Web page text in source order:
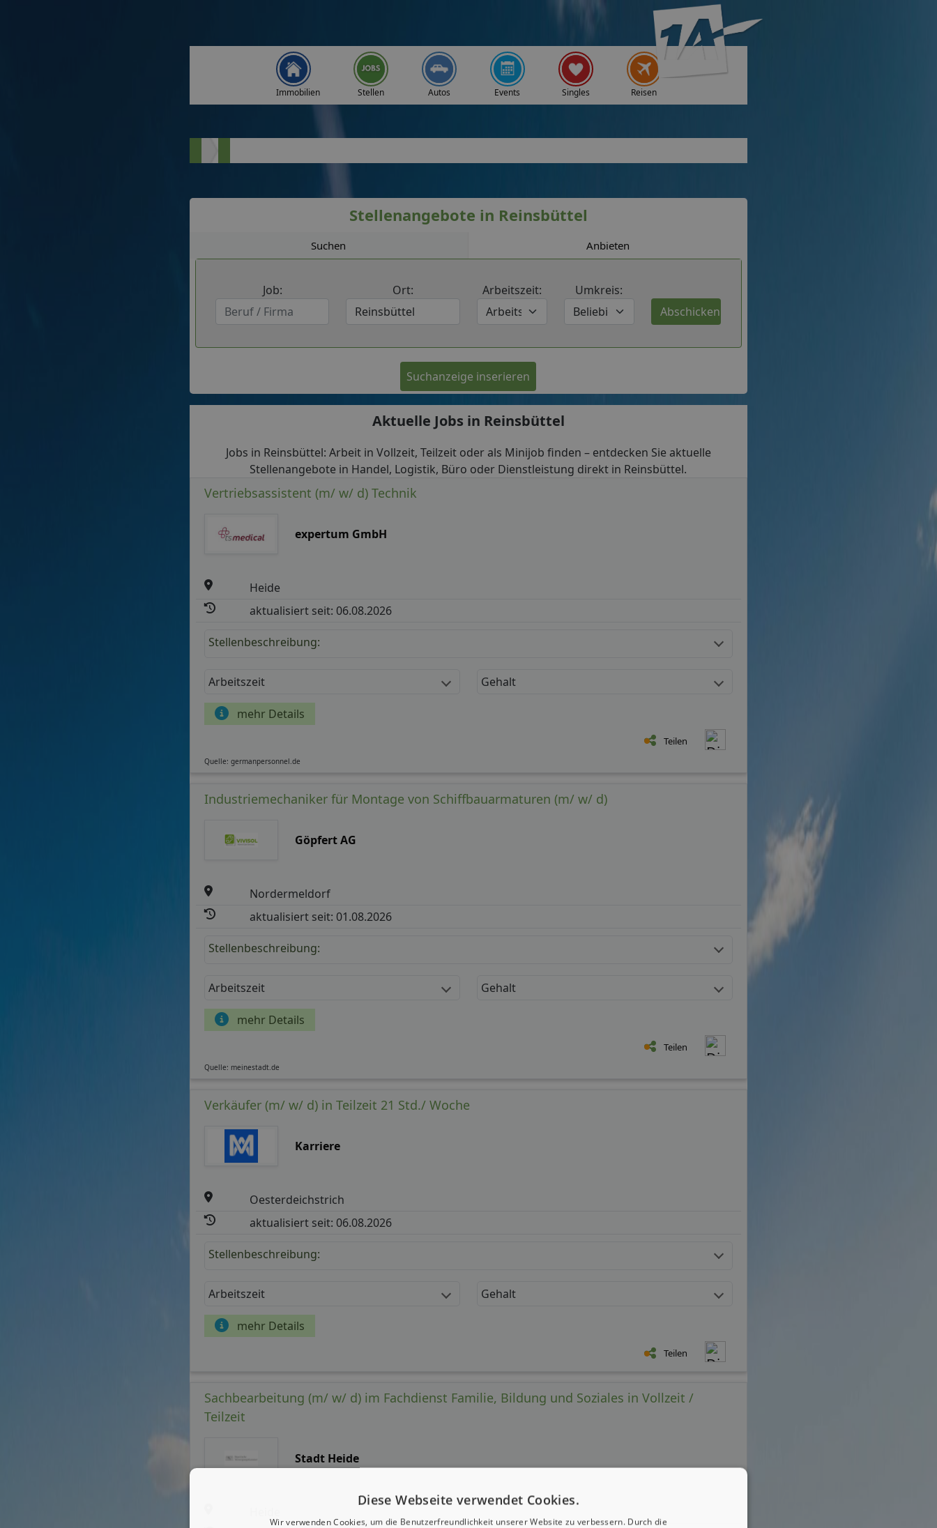
Immobilien Stellen Autos Events Singles Reisen
Stellenangebote in Reinsbüttel
Suchen Anbieten
Job: Ort: Arbeitszeit: Umkreis:
Suchanzeige inserieren
Aktuelle Jobs in Reinsbüttel
Jobs in Reinsbüttel: Arbeit in Vollzeit, Teilzeit oder als Minijob finden – entdecken Sie aktuelle
Stellenangebote in Handel, Logistik, Büro oder Dienstleistung direkt in Reinsbüttel.
Vertriebsassistent (m/ w/ d) Technik
expertum GmbH
Heide
aktualisiert seit: 06.08.2026
Stellenbeschreibung:
Arbeitszeit Gehalt
mehr Details
Teilen
Quelle: germanpersonnel.de
Industriemechaniker für Montage von Schiffbauarmaturen (m/ w/ d)
Göpfert AG
Nordermeldorf
aktualisiert seit: 01.08.2026
Stellenbeschreibung:
Arbeitszeit Gehalt
mehr Details
Teilen
Quelle: meinestadt.de
Verkäufer (m/ w/ d) in Teilzeit 21 Std./ Woche
Karriere
Oesterdeichstrich
aktualisiert seit: 06.08.2026
Stellenbeschreibung:
Arbeitszeit Gehalt
mehr Details
Teilen
Sachbearbeitung (m/ w/ d) im Fachdienst Familie, Bildung und Soziales in Vollzeit /
Teilzeit
Stadt Heide
Diese Webseite verwendet Cookies.
Wir verwenden Cookies, um die Benutzerfreundlichkeit unserer Website zu verbessern. Durch die